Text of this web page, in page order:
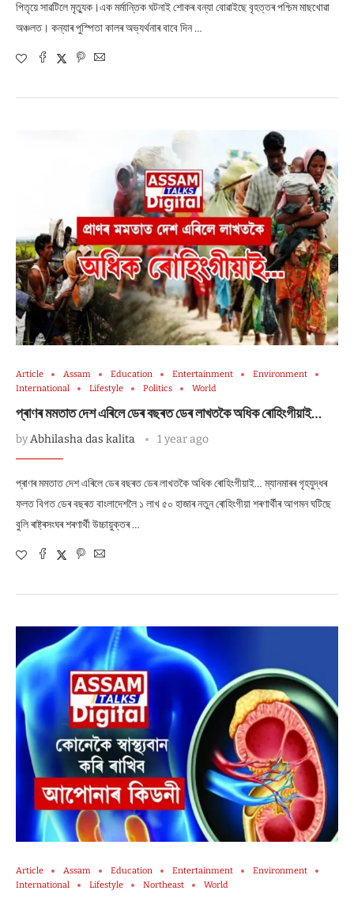
পিতৃয়ে সাৱটিলে মৃত্যুক।এক মৰ্মান্তিক ঘটনাই শোকৰ বন্যা বোৱাইছে বৃহত্তৰ পশ্চিম মাছখোৱা
অঞ্চলত। কন্যাৰ পুস্পিতা কালৰ অভ্যৰ্থনাৰ বাবে দিন …
Article Assam Education Entertainment
Environment
International
Lifestyle Politics World
প্ৰাণৰ মমতাত দেশ এৰিলে ডেৰ বছৰত ডেৰ লাখতকৈ অধিক ৰোহিংগীয়াই…
byAbhilasha das kalita 1 year ago
প্ৰাণৰ মমতাত দেশ এৰিলে ডেৰ বছৰত ডেৰ লাখতকৈ অধিক ৰোহিংগীয়াই… ম্যানমাৰৰ গৃহযুদ্ধৰ
ফলত বিগত ডেৰ বছৰত বাংলাদেশলৈ ১ লাখ ৫০ হাজাৰ নতুন ৰোহিংগীয়া শৰণাৰ্থীৰ আগমন ঘটিছে
বুলি ৰাষ্ট্ৰসংঘৰ শৰণাৰ্থী উচ্চায়ুক্তৰ …
Article Assam Education Entertainment
Environment
International
Lifestyle Northeast World